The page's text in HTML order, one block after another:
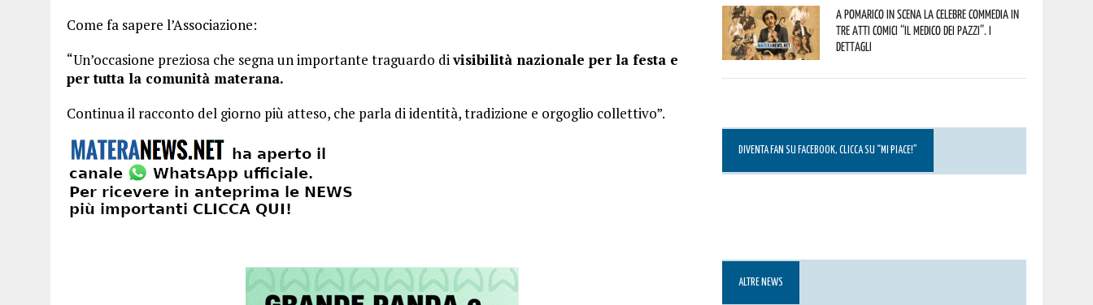
Come fa sapere l’Associazione:
“Un’occasione preziosa che segna un importante traguardo divisibilità nazionale per la festa e
per tutta la comunità materana.
Continua il racconto del giorno più atteso, che parla di identità, tradizione e orgoglio collettivo”.
A Pomarico in scena la celebre commedia in
tre atti comici “Il medico dei pazzi”. I
dettagli
DIVENTA FAN SU FACEBOOK, CLICCA SU “MI PIACE!”
ALTRE NEWS